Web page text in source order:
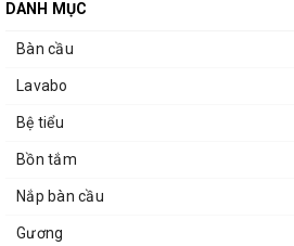
DANH MỤC
Bàn cầu
Lavabo
Bệ tiểu
Bồn tắm
Nắp bàn cầu
Gương